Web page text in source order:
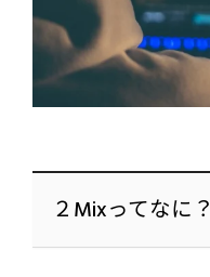
２Mixってなに？